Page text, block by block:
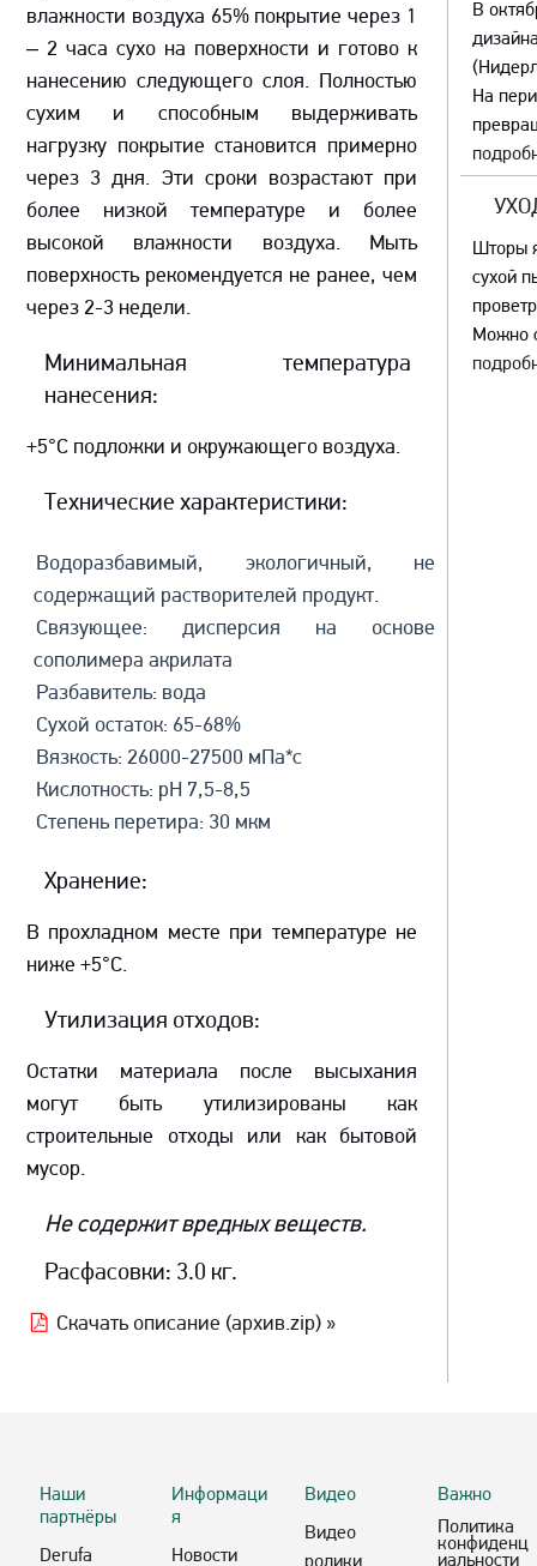
влажности воздуха 65% покрытие через 1
– 2 часа сухо на поверхности и готово к
нанесению следующего слоя. Полностью
сухим и способным выдерживать
нагрузку покрытие становится примерно
через 3 дня. Эти сроки возрастают при
более низкой температуре и более
высокой влажности воздуха. Мыть
поверхность рекомендуется не ранее, чем
через 2-3 недели.
Минимальная температура
нанесения:
+5°С подложки и окружающего воздуха.
Технические характеристики:
Водоразбавимый, экологичный, не
содержащий растворителей продукт.
Связующее: дисперсия на основе
сополимера акрилата
Разбавитель: вода
Сухой остаток: 65-68%
Вязкость: 26000-27500 мПа*с
Кислотность: рН 7,5-8,5
Степень перетира: 30 мкм
Хранение:
В прохладном месте при температуре не
ниже +5°C.
Утилизация отходов:
Остатки материала после высыхания
могут быть утилизированы как
строительные отходы или как бытовой
мусор.
Не содержит вредных веществ.
Расфасовки: 3.0 кг.
Скачать описание (архив.zip) »
В
На
Шторы
сухой
Можно
Наши
партнёры
Derufa
Информаци
я
Новости
Видео
Видео
Важно
Политика
конфиденц
иальности